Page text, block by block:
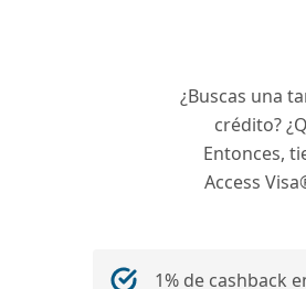
¿Buscas una
crédito?
Entonces,
Access
1% de cashback